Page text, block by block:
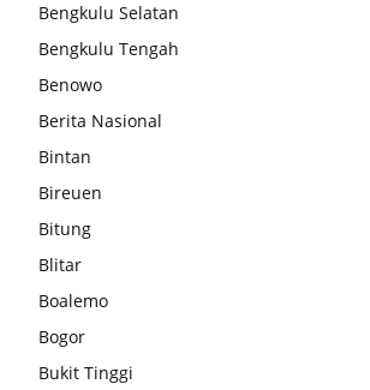
Bengkulu Selatan
Bengkulu Tengah
Benowo
Berita Nasional
Bintan
Bireuen
Bitung
Blitar
Boalemo
Bogor
Bukit Tinggi